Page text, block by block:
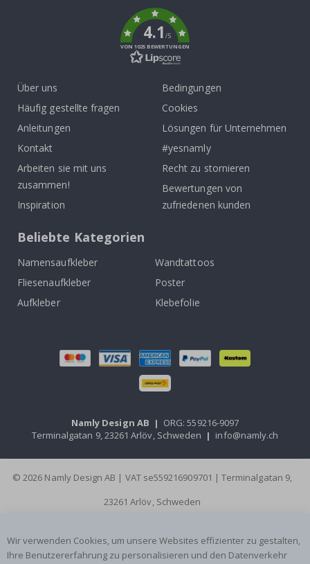
4.1/5
VON 1025 BEWERTUNGEN
Über uns
Häufig gestellte fragen
Anleitungen
Kontakt
Arbeiten sie mit uns
zusammen!
Inspiration
Bedingungen
Cookies
Lösungen für Unternehmen
#yesnamly
Recht zu stornieren
Bewertungen von
zufriedenen kunden
Beliebte Kategorien
Namensaufkleber
Wandtattoos
Fliesenaufkleber
Poster
Aufkleber
Klebefolie
Namly Design AB | ORG: 559216-9097
Terminalgatan 9, 23261 Arlöv, Schweden | info@namly.ch
© 2026 Namly Design AB | VAT se559216909701 | Terminalgatan 9,
23261 Arlöv, Schweden
Wir verwenden Cookies, um unsere Websites effizienter zu gestalten,
Ihre Benutzererfahrung zu personalisieren und den Datenverkehr